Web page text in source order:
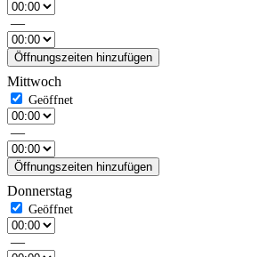
—
Öffnungszeiten hinzufügen
Mittwoch
—
Öffnungszeiten hinzufügen
Donnerstag
—